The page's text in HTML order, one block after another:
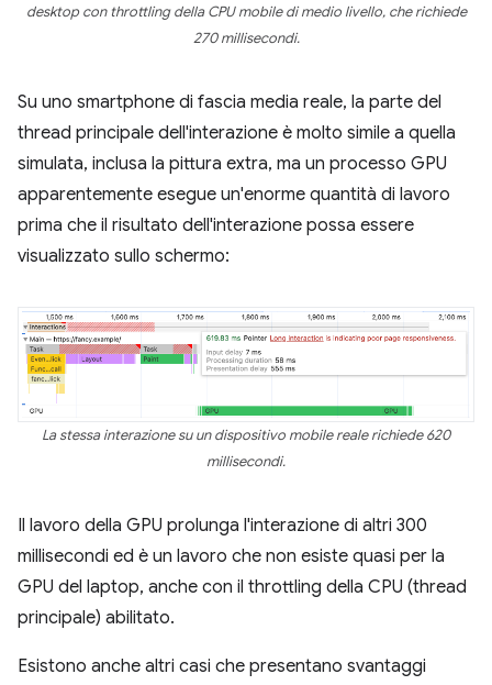
desktop con throttling della CPU mobile di medio livello, che richiede
270 millisecondi.
Su uno smartphone di fascia media reale, la parte del
thread principale dell'interazione è molto simile a quella
simulata, inclusa la pittura extra, ma un processo GPU
apparentemente esegue un'enorme quantità di lavoro
prima che il risultato dell'interazione possa essere
visualizzato sullo schermo:
La stessa interazione su un dispositivo mobile reale richiede 620
millisecondi.
Il lavoro della GPU prolunga l'interazione di altri 300
millisecondi ed è un lavoro che non esiste quasi per la
GPU del laptop, anche con il throttling della CPU (thread
principale) abilitato.
Esistono anche altri casi che presentano svantaggi